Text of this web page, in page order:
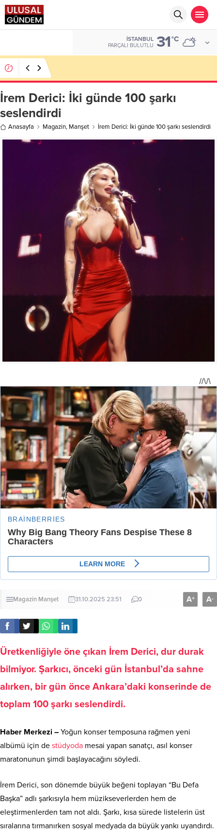
İSTANBUL
PARÇALI BULUTLU 31°C
İrem Derici: İki günde 100 şarkı
seslendirdi
Anasayfa Magazin, Manşet İrem Derici: İki günde 100 şarkı seslendirdi
Magazin Manşet 31.10.2025 23:51 0 A+ A-
Üretkenliğiyle öne çıkan İrem Derici, dur durak
bilmiyor. Şarkıcı, önceki gün İstanbul’da sahne
alırken, bir gün önce Ankara’daki konserinde de
toplam 100 şarkı seslendirdi.
Haber Merkezi – Yoğun konser temposuna rağmen yeni
albümü için de stüdyoda mesai yapan sanatçı, asıl konser
maratonunun şimdi başlayacağını söyledi.
İrem Derici, son dönemde büyük beğeni toplayan “Bu Defa
Başka” adlı şarkısıyla hem müzikseverlerden hem de
eleştirmenlerden tam not aldı. Şarkı, kısa sürede listelerin üst
sıralarına tırmanırken sosyal medyada da büyük yankı uyandırdı.